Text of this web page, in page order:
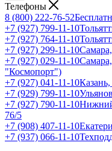
Телефоны
8 (800) 222-76-52
+7 (927) 799-11-10
+7 (927) 764-11-10
+7 (927) 299-11-10
+7 (927) 029-11-10
"Космопорт")
+7 (927) 041-11-10
+7 (929) 799-11-10
+7 (927) 790-11-10
76/5
+7 (908) 407-11-10
+7 (937) 066-11-10